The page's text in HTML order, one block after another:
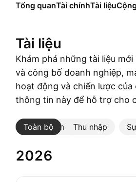
Tổng quanTài chínhTài liệu
Tài liệu
Khám phá những tài liệu
và công bố doanh nghiệp,
hoạt động và chiến lược
thông tin này để hỗ trợ cho
Toàn bộ Thu nhập
Xem thêm
2026